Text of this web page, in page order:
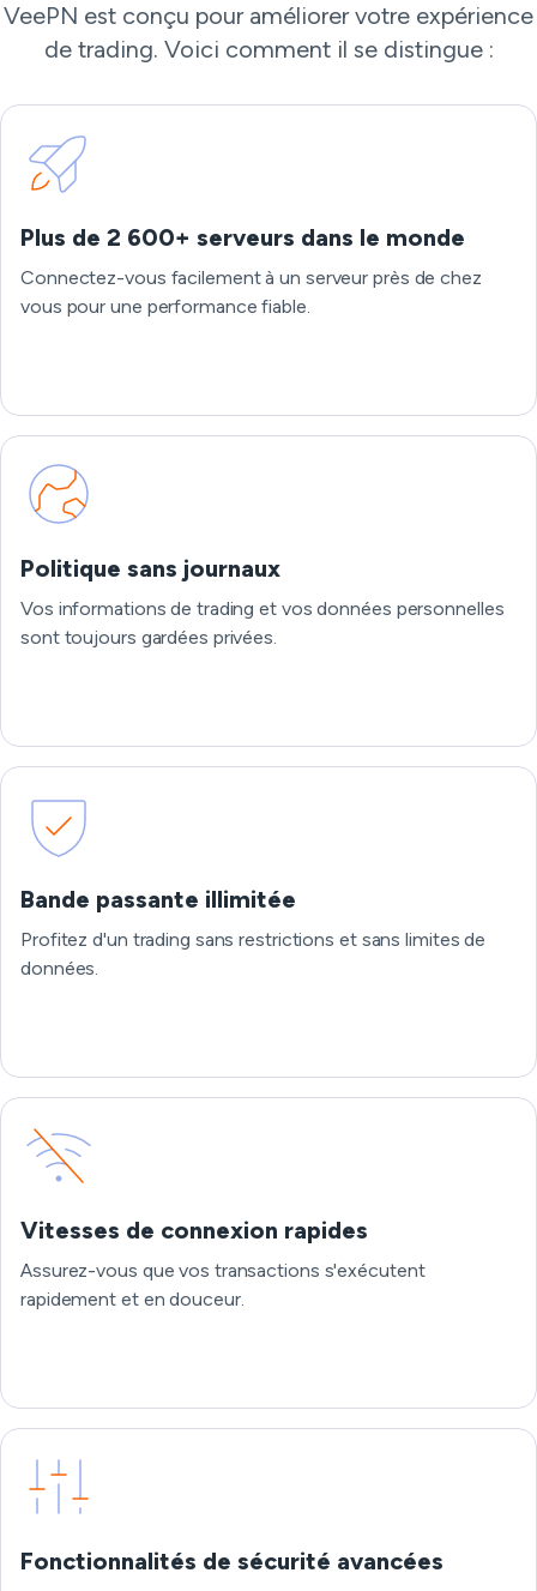
VeePN est conçu pour améliorer votre expérience
de trading. Voici comment il se distingue :
Plus de 2 600+ serveurs dans le monde
Connectez-vous facilement à un serveur près de chez
vous pour une performance fiable.
Politique sans journaux
Vos informations de trading et vos données personnelles
sont toujours gardées privées.
Bande passante illimitée
Profitez d'un trading sans restrictions et sans limites de
données.
Vitesses de connexion rapides
Assurez-vous que vos transactions s'exécutent
rapidement et en douceur.
Fonctionnalités de sécurité avancées